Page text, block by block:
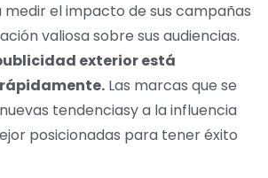
el impacto de sus campañas
valiosa sobre sus audiencias.
exterior está
Las marcas que se
tendenciasy a la influencia
posicionadas para tener éxito